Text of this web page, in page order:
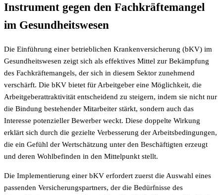
Instrument gegen den Fachkräftemangel
im Gesundheitswesen
Die Einführung einer betrieblichen Krankenversicherung (bKV) im
Gesundheitswesen zeigt sich als effektives Mittel zur Bekämpfung
des Fachkräftemangels, der sich in diesem Sektor zunehmend
verschärft. Die bKV bietet für Arbeitgeber eine Möglichkeit, die
Arbeitgeberattraktivität entscheidend zu steigern, indem sie nicht nur
die Bindung bestehender Mitarbeiter stärkt, sondern auch das
Interesse potenzieller Bewerber weckt. Diese doppelte Wirkung
erklärt sich durch die gezielte Verbesserung der Arbeitsbedingungen,
die ein Gefühl der Wertschätzung unter den Beschäftigten erzeugt
und deren Wohlbefinden in den Mittelpunkt stellt.
Die Implementierung einer bKV erfordert zuerst die Auswahl eines
passenden Versicherungspartners, der die Bedürfnisse des